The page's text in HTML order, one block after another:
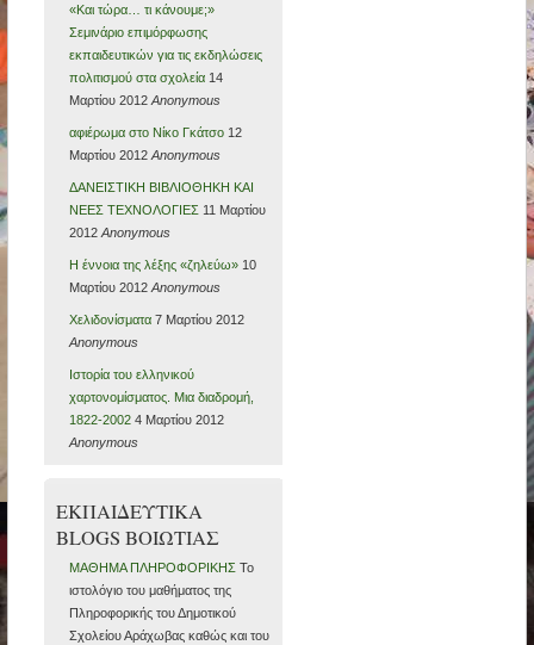
«Και τώρα… τι κάνουμε;»
Σεμινάριο επιμόρφωσης
εκπαιδευτικών για τις εκδηλώσεις
πολιτισμού στα σχολεία 14
Μαρτίου 2012 Anonymous
αφιέρωμα στο Νίκο Γκάτσο 12
Μαρτίου 2012 Anonymous
ΔΑΝΕΙΣΤΙΚΗ ΒΙΒΛΙΟΘΗΚΗ ΚΑΙ
ΝΕΕΣ ΤΕΧΝΟΛΟΓΙΕΣ 11 Μαρτίου
2012 Anonymous
H έννοια της λέξης «ζηλεύω» 10
Μαρτίου 2012 Anonymous
Χελιδονίσματα 7 Μαρτίου 2012
Anonymous
Ιστορία του ελληνικού
χαρτονομίσματος. Μια διαδρομή,
1822-2002 4 Μαρτίου 2012
Anonymous
ΕΚΠΑΙΔΕΥΤΙΚΑ
BLOGS ΒΟΙΩΤΙΑΣ
ΜΑΘΗΜΑ ΠΛΗΡΟΦΟΡΙΚΗΣΤο
ιστολόγιο του μαθήματος της
Πληροφορικής του Δημοτικού
Σχολείου Αράχωβας καθώς και του